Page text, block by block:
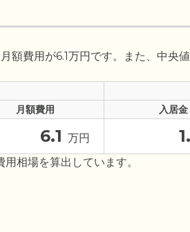
費用が6.1万円です。また、中央
月額費用 入居金
6.1 万円
相場を算出しています。